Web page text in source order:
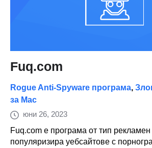
Fuq.com
Rogue Anti-Spyware програма,
за Mac
юни 26, 2023
Fuq.com е програма от тип
популяризира уебсайтове с